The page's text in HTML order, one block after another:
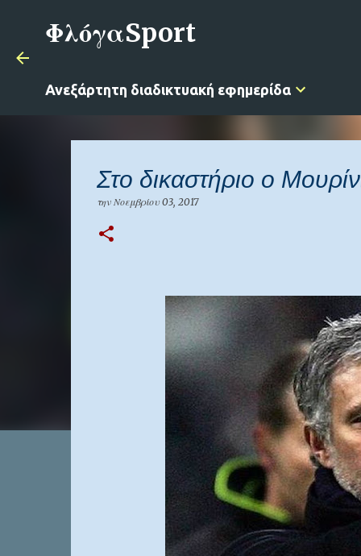
ΦλόγαSport
Ανεξάρτητη διαδικτυακή εφημερίδα
Στο δικαστήριο ο
την Νοεμβρίου 03, 2017